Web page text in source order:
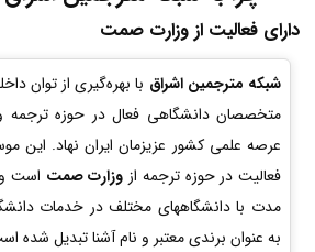
دارای فعالیت از وزارت صمت
شبکه مترجمین اشراق با بهره‌گیری از توان
متخصصان دانشگاهی فعال در حوزه ترجمه و
عرصه علمی کشور عزیزمان ایران نهاد. این
فعالیت در حوزه ترجمه از وزارت صمت است و
مدت با دانشگاههای مختلف در خدمات
به عنوان برندی معتبر و نام آشنا تبدیل شده